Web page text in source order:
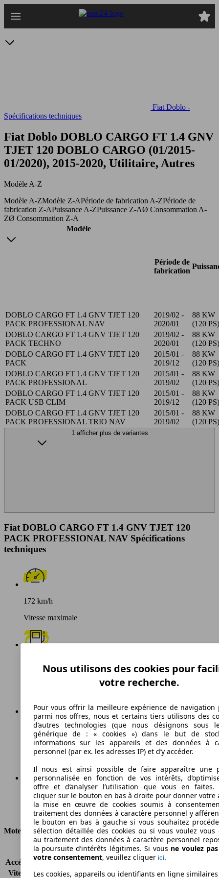
au
Fiat Doblo -
Spécifications techniques
Fiat Doblo DOBLO CARGO FT 1.4 GNV
TJET 120 DOBLO CARGO (01/2015-
01/2020), 2015-2020, Utilitaire, Autres
Modèle A-Z
Modèle A-ZModèle Z-APériode de fabrication A-ZPériode de
fabrication Z-APuissance A-ZPuissance Z-AØ Consommation A-
ZØ Consommation Z-A
Modèle
Période de
fabrication
DOBLO CARGO FT 1.4 GNV TJET 120
PACK PROFESSIONAL NAV
2019/02 -
2020/01
88 KW
(120 PS)
DOBLO CARGO FT 1.4 GNV TJET 120
PACK TECHNO
2019/02 -
2020/01
88 KW
(120 PS)
DOBLO CARGO FT 1.4 GNV TJET 120
PACK
2015/01 -
2019/12
88 KW
(120 PS)
DOBLO CARGO FT 1.4 GNV TJET 120
PACK PROFESSIONAL
2015/01 -
2019/02
88 KW
(120 PS)
DOBLO CARGO FT 1.4 GNV TJET 120
PACK USB CLIM
2015/01 -
2019/12
88 KW
(120 PS)
DOBLO CARGO FT 1.4 GNV TJET 120
PACK PROFESSIONAL TRIO NAV
2015/01 -
2019/02
88 KW
(120 PS)
1 afficher plus de variantes
Fiat DOBLO CARGO FT 1.4 GNV TJET 120
PACK PROFESSIONAL NAV Spécifications
techniques
172 km/h
Vitesse maximale
173 g/km
Émissions de CO2 (combinées)*
Ø 7.4 l/100km
Consommation
Moteur et Puissance
KW (CH)
88 kW (120 PS)
Accélération (0-100 km/h) -
Vitesse maximale (km/h) 172 km/h
Nous utilisons des cookies pour
votre recherche.
Pour vous offrir la meilleure expérience de navigation
parmi nos offres, nous et certains tiers utilisons des
d’autres technologies (que nous désignons sous
générique de : « cookies ») dans le but de
informations sur les appareils et des données à
personnel (par ex. les adresses IP) et d’y accéder.
Il nous est ainsi possible de faire apparaître une
personnalisée en fonction de vos intérêts,
offre et d’analyser l’utilisation que vous en faites.
cliquer sur le bouton en bas à droite pour donner votre
la mise en œuvre de cookies soumis à
traitement des données à caractère personnel y
le bouton en bas à gauche si vous souhaitez
sélection détaillée des cookies ou si vous voulez vous
au traitement des données à caractère personnel
la poursuite d’intérêts légitimes. Si vous ne voulez
votre consentement, veuillez cliquer ici.
Les cookies, appareils ou identifiants en ligne